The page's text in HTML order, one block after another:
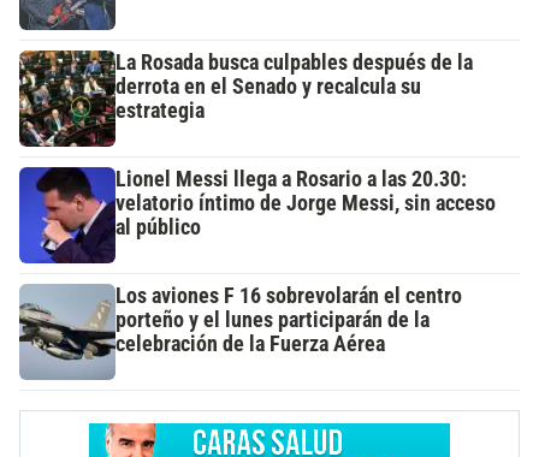
La Rosada busca culpables después de la
derrota en el Senado y recalcula su
estrategia
Lionel Messi llega a Rosario a las 20.30:
velatorio íntimo de Jorge Messi, sin acceso
al público
Los aviones F 16 sobrevolarán el centro
porteño y el lunes participarán de la
celebración de la Fuerza Aérea